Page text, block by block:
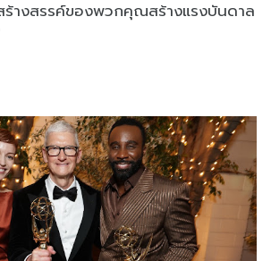
างสรรค์ของพวกคุณสร้างแรงบันดาล